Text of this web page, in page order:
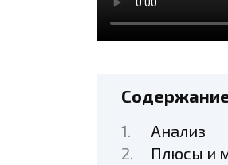
Анализ
Плюсы и